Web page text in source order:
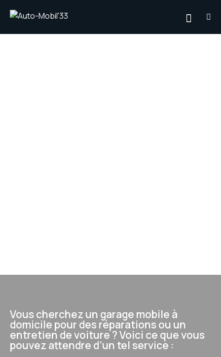
Vous cherchez un garage mobile à
domicile pour des réparations ou un
entretien de voiture ? Voici ce que vous
pouvez attendre d’un tel service :